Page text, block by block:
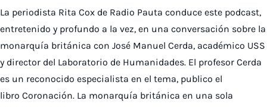
la
innovación
en
las
Humanidades
La periodista Rita Cox de Radio Pauta conduce este podcast,
entretenido y profundo a la vez, en una conversación sobre la
monarquía británica con José Manuel Cerda, académico USS
y director del Laboratorio de Humanidades. El profesor Cerda
es un reconocido especialista en el tema, publico el
libro Coronación. La monarquía británica en una sola